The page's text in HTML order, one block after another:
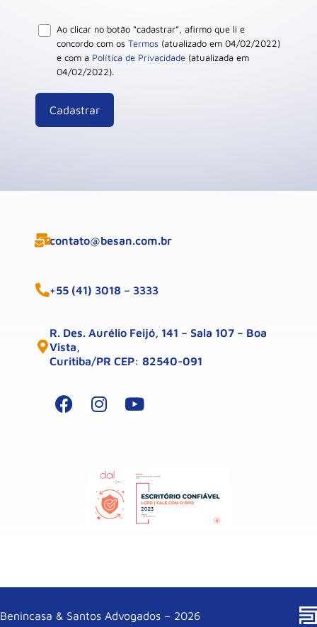
Ao clicar no botão “cadastrar”, afirmo que li e
concordo com os Termos (atualizado em 04/02/2022)
e com a Política de Privacidade (atualizada em
04/02/2022).
contato@besan.com.br
+55 (41) 3018 – 3333
R. Des. Aurélio Feijó, 141 – Sala 107 – Boa
Vista,
Curitiba/PR CEP: 82540-091
Benincasa & Santos Advogados – 2026